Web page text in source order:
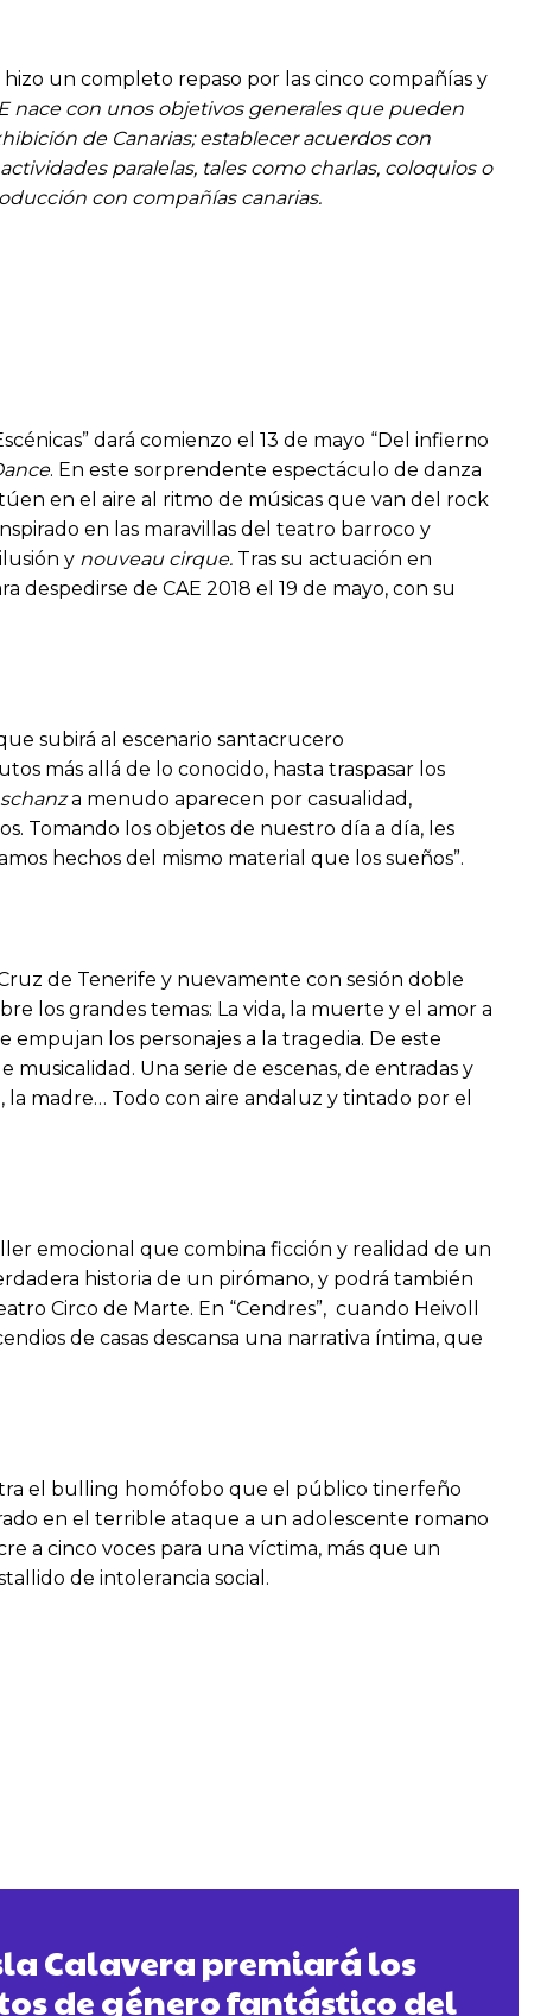
un completo repaso por las cinco compañías y
nace con unos objetivos generales que pueden
de Canarias; establecer acuerdos con
paralelas, tales como charlas, coloquios o
con compañías canarias.
dará comienzo el 13 de mayo “Del infierno
. En este sorprendente espectáculo de danza
en el aire al ritmo de músicas que van del rock
en las maravillas del teatro barroco y
y nouveau cirque. Tras su actuación en
despedirse de CAE 2018 el 19 de mayo, con su
subirá al escenario santacrucero
más allá de lo conocido, hasta traspasar los
a menudo aparecen por casualidad,
Tomando los objetos de nuestro día a día, les
hechos del mismo material que los sueños”.
de Tenerife y nuevamente con sesión doble
los grandes temas: La vida, la muerte y el amor a
los personajes a la tragedia. De este
Una serie de escenas, de entradas y
la madre… Todo con aire andaluz y tintado por el
emocional que combina ficción y realidad de un
historia de un pirómano, y podrá también
Circo de Marte. En “Cendres”, cuando Heivoll
de casas descansa una narrativa íntima, que
el bulling homófobo que el público tinerfeño
en el terrible ataque a un adolescente romano
a cinco voces para una víctima, más que un
de intolerancia social.
Calavera premiará los
de género fantástico del